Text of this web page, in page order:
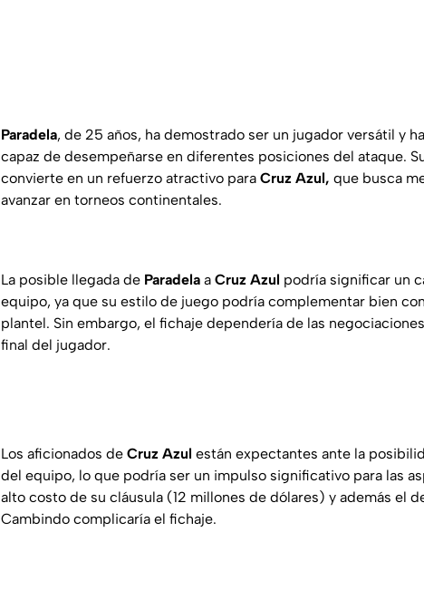
Paradela, de 25 años, ha demostrado ser un jugador versátil y
capaz de desempeñarse en diferentes posiciones del ataque.
convierte en un refuerzo atractivo para Cruz Azul, que busca
avanzar en torneos continentales.
La posible llegada de Paradela a Cruz Azul podría significar un
equipo, ya que su estilo de juego podría complementar bien
plantel. Sin embargo, el fichaje dependería de las
final del jugador.
Los aficionados de Cruz Azul están expectantes ante la
del equipo, lo que podría ser un impulso significativo para las
alto costo de su cláusula (12 millones de dólares) y además el
Cambindo complicaría el fichaje.